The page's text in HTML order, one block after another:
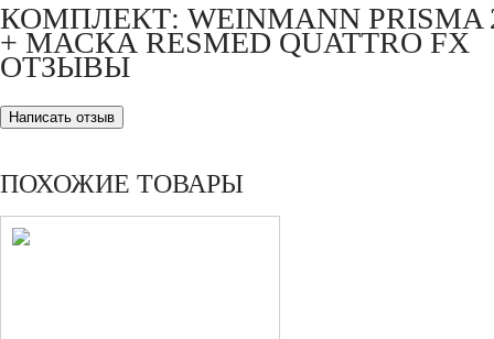
КОМПЛЕКТ: WEINMANN PRISMA
+ МАСКА RESMED QUATTRO FX
ОТЗЫВЫ
ПОХОЖИЕ ТОВАРЫ